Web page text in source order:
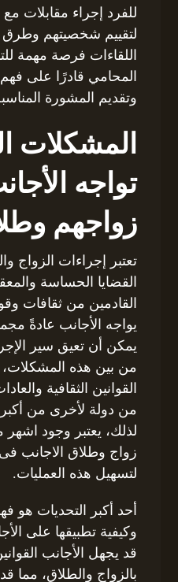
للفرد إجراء مقابلات
لتقييم شخصيتهم وطرق
اللقاءات فرصة مهمة
المحامي قادرًا على فهم
وتقديم المشورة
المشكلات
تواجه
زواجهم
تعتبر إجراءات الزواج
القضايا الحساسة
القادمين من ثقافات
يواجه الأجانب عادةً
يمكن أن تعيق سير
من بين هذه
القوانين الثقافية
من دولة لأخرى من أكبر
لذلك، يعتبر وجود
زواج وطلاق الاجانب
لتسهيل هذه العمليات.
أحد أكبر التحديات هو
وكيفية تطبيقها على
قد يجهل الأجانب
بالزواج والطلاق، مما